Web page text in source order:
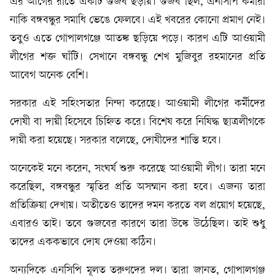
এর আগের রাতে একটি গুজব ছড়ায়। গুজব ছিল, এনসিপি কর্মীরা
নাকি বঙ্গবন্ধুর সমাধি ভেঙে ফেলবে। এই খবরের কোনো প্রমাণ নেই।
তবুও এতে গোপালগঞ্জে আতঙ্ক ছড়িয়ে পড়ে। কারণ এটি আওয়ামী
লীগের শক্ত ঘাঁটি। সেখানে বঙ্গবন্ধু শেখ মুজিবুর রহমানের প্রতি
আবেগ অনেক বেশি।
সরকার এই সহিংসতার নিন্দা করেছে। আওয়ামী লীগের কর্মীদের
দোষী বা দায়ী হিসেবে চিহ্নিত করে। বিশেষ করে নিষিদ্ধ ছাত্রলীগকে
দায়ী করা হয়েছে। সরকার বলেছে, দোষীদের শাস্তি হবে।
অনেকেই মনে করেন, সংঘর্ষ শুরু করেছে আওয়ামী লীগ। তারা মনে
করেছিল, বঙ্গবন্ধুর স্মৃতির প্রতি অসম্মান করা হবে। এজন্য তারা
প্রতিক্রিয়া দেখায়। অতীতেও তাদের দমন করতে বল প্রয়োগ হয়েছে,
এবারও তাই। তবে গুজবের কারণে তারা উস্কে উঠেছিল। তাই শুধু
তাদের এককভাবে দোষ দেওয়া কঠিন।
অন্যদিকে এনসিপি মূলত তরুণদের দল। তারা জানত, গোপালগঞ্জ